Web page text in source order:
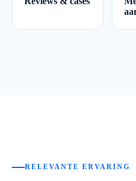
RELEVANTE ERVARING